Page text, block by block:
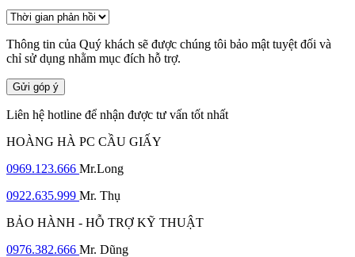
Thông tin của Quý khách sẽ được chúng tôi bảo mật tuyệt đối và
chỉ sử dụng nhằm mục đích hỗ trợ.
Gửi góp ý
Liên hệ hotline để nhận được tư vấn tốt nhất
HOÀNG HÀ PC CẦU GIẤY
0969.123.666 Mr.Long
0922.635.999 Mr. Thụ
BẢO HÀNH - HỖ TRỢ KỸ THUẬT
0976.382.666 Mr. Dũng